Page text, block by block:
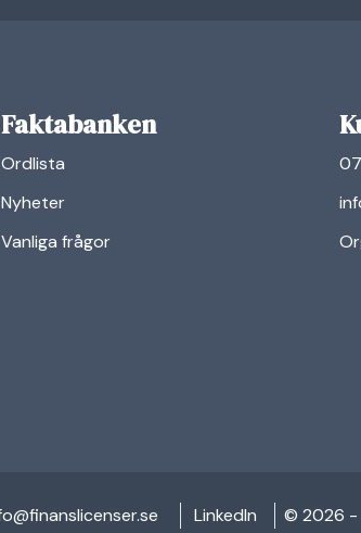
Faktabanken
Ordlista
Nyheter
Vanliga frågor
linkedin
LinkedIn © 2026 -